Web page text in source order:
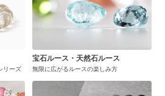
リーズ
宝石ルース・天然石ルース
無限に広がるルースの楽しみ方